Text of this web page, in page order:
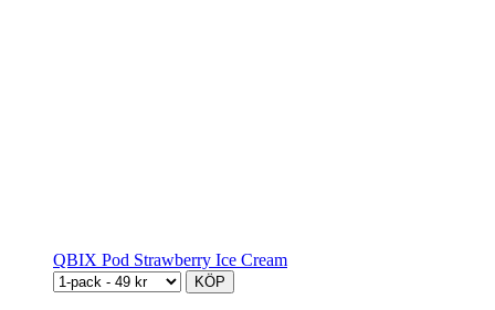
QBIX Pod Strawberry Ice Cream
KÖP